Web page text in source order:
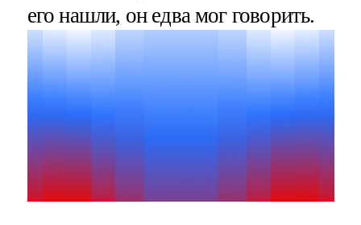
его нашли, он едва мог говорить.